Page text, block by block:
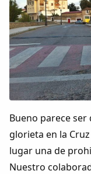
Comunidad
AlkoTV
Biblioteca
Periódico
Bueno parece ser
glorieta en la
lugar una de
Nuestro